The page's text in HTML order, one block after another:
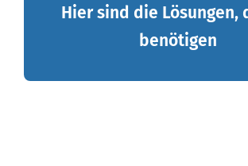
Hier sind die Lösungen,
benötigen